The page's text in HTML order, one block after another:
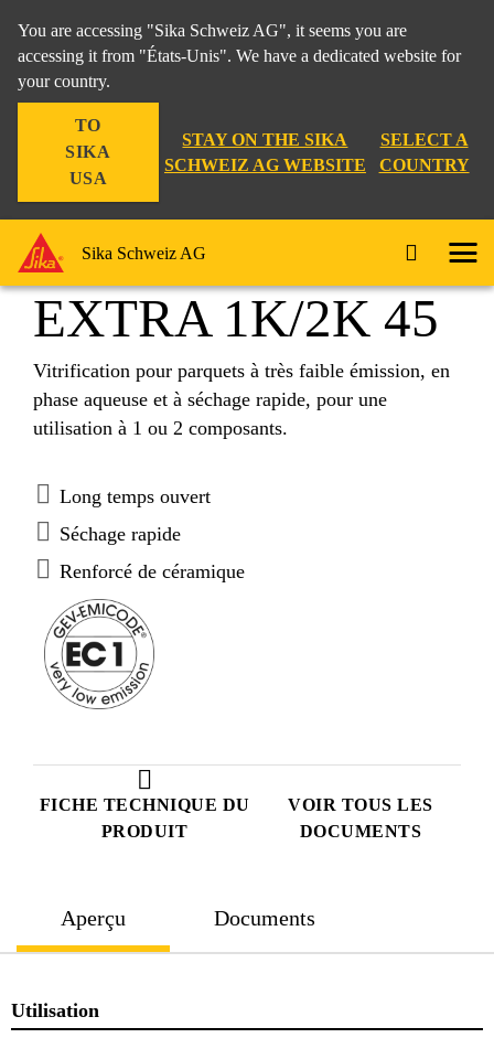
You are accessing "Sika Schweiz AG", it seems you are
accessing it from "États-Unis". We have a dedicated website for
your country.
TO
SIKA
USA
STAY ON THE SIKA
SCHWEIZ AG WEBSITE
SELECT A
COUNTRY
Sika Schweiz AG
FICHE TECHNIQUE DU
PRODUIT
VOIR TOUS LES
DOCUMENTS
SYNTEKO®
EXTRA 1K/2K 45
Vitrification pour parquets à très faible émission, en
phase aqueuse et à séchage rapide, pour une
utilisation à 1 ou 2 composants.
Long temps ouvert
Séchage rapide
Renforcé de céramique
Aperçu Documents
Utilisation